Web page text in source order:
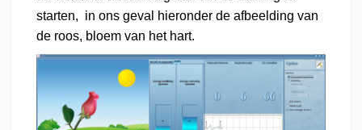
starten, in ons geval hieronder de afbeelding van
de roos, bloem van het hart.